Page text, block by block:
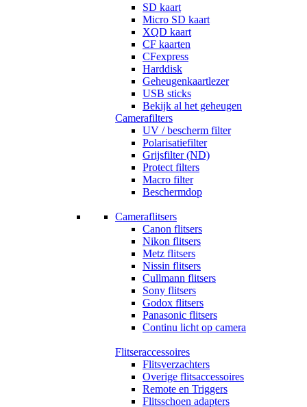
SD kaart
Micro SD kaart
XQD kaart
CF kaarten
CFexpress
Harddisk
Geheugenkaartlezer
USB sticks
Bekijk al het geheugen
Camerafilters
UV / bescherm filter
Polarisatiefilter
Grijsfilter (ND)
Protect filters
Macro filter
Beschermdop
Cameraflitsers
Canon flitsers
Nikon flitsers
Metz flitsers
Nissin flitsers
Cullmann flitsers
Sony flitsers
Godox flitsers
Panasonic flitsers
Continu licht op camera
Flitseraccessoires
Flitsverzachters
Overige flitsaccessoires
Remote en Triggers
Flitsschoen adapters